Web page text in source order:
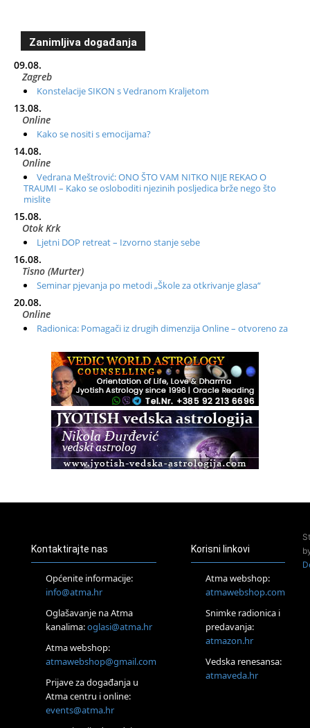
Zanimljiva događanja
09.08.
Zagreb
Konstelacije SIKON s Vedranom Kraljetom
13.08.
Online
Kako se nositi s emocijama?
14.08.
Online
Vedrana Meštrović: ONO ŠTO VAM NITKO NIJE REKAO O
TRAUMI – Kako se osloboditi njezinih posljedica brže nego što
mislite
15.08.
Otok Krk
Ljetni DOP retreat – Izvorno stanje sebe
16.08.
Tisno (Murter)
Seminar pjevanja po metodi „Škole za otkrivanje glasa“
20.08.
Online
Radionica: Pomagači iz drugih dimenzija Online – otvoreno za
Zagreb+Online
Osnovni ThetaHealing® tečaj, Zagreb i Online
Zagreb
Osnovna radionica za izscjeljivanje pranom (Basic Pranic
Healing course)
Access BARS®, otpusti stres
Pjesma srca / Zagreb
Tečaj Višeg Vodstva, razvijanja intuicije i Akaša zapisa
Online
Upisi u program Profesionalni hipnoterapeut — nova
Online
Postanite Nositelj Vibracije Nove Zemlje
Visoko
Alemka Dauskardt – Jednodnevna radionica sistemskih
Kontaktirajte nas
Općenite informacije:
info@atma.hr
Oglašavanje na Atma
kanalima:oglasi@atma.hr
Atma webshop:
atmawebshop@gmail.com
Prijave za događanja u
Atma centru i online:
events@atma.hr
Korisni linkovi
Atma webshop:
atmawebshop.com
Snimke radionica i
predavanja:
atmazon.hr
Vedska renesansa:
atmaveda.hr